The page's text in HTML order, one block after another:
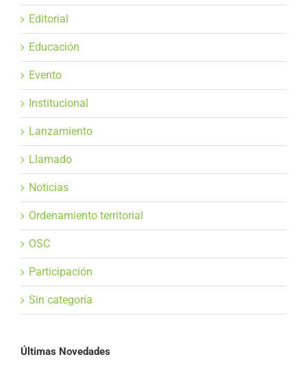
Editorial
Educación
Evento
Institucional
Lanzamiento
Llamado
Noticias
Ordenamiento territorial
OSC
Participación
Sin categoría
Últimas Novedades